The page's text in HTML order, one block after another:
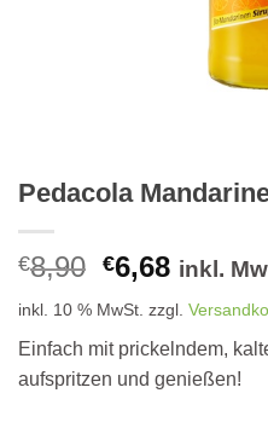
Pedacola
€8,90
war:
€8,90
€6,68
ist:
€6,68.
inkl.
inkl. 10 % MwSt. zzgl.
Einfach mit prickelndem,
aufspritzen und genießen!